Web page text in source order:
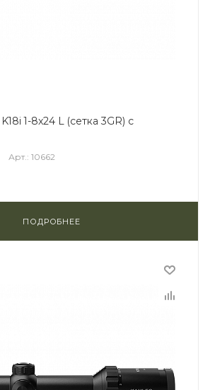
1-8x24 L (сетка 3GR) с
Арт.: 10662
ПОДРОБНЕЕ